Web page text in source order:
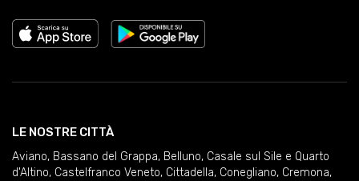
LE NOSTRE CITTÀ
Aviano, Bassano del Grappa, Belluno, Casale sul Sile e Quarto
d'Altino, Castelfranco Veneto, Cittadella, Conegliano, Cremona,